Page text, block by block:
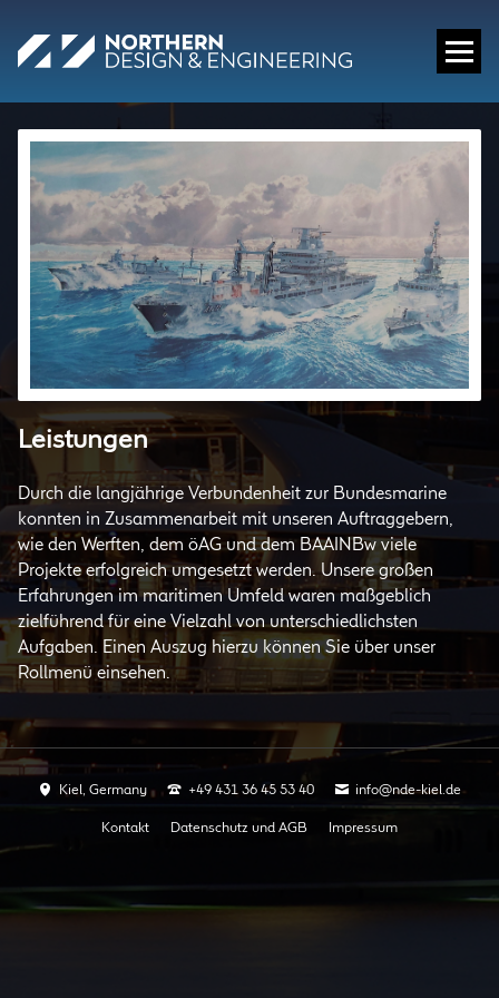
Leistungen
Durch die langjährige Verbundenheit zur Bundesmarine
konnten in Zusammenarbeit mit unseren Auftraggebern,
wie den Werften, dem öAG und dem BAAINBw viele
Projekte erfolgreich umgesetzt werden. Unsere großen
Erfahrungen im maritimen Umfeld waren maßgeblich
zielführend für eine Vielzahl von unterschiedlichsten
Aufgaben. Einen Auszug hierzu können Sie über unser
Rollmenü einsehen.
Kiel, Germany +49 431 36 45 53 40 info@nde-kiel.de
Navigation
Kontakt Datenschutz und AGB Impressum